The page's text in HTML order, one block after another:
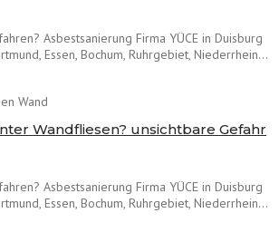
Asbestsanierung Firma YÜCE in Duisburg
Essen, Bochum, Ruhrgebiet, Niederrhein...
Wandfliesen? unsichtbare Gefahr
Asbestsanierung Firma YÜCE in Duisburg
Essen, Bochum, Ruhrgebiet, Niederrhein...